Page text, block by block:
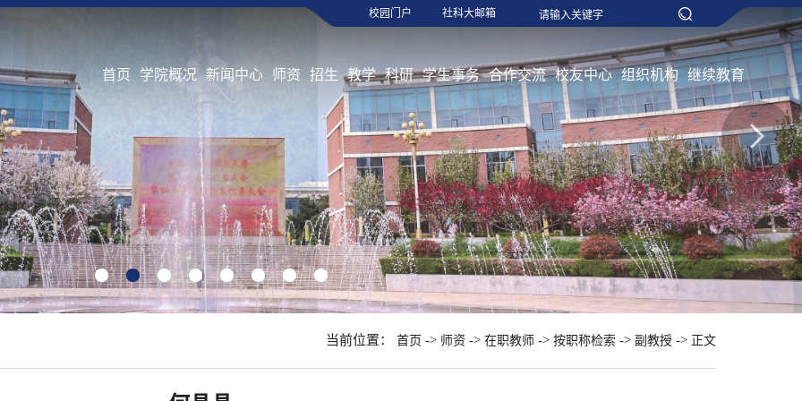
校园门户 社科大邮箱
首页 学院概况 新闻中心 师资 招生 教学 科研 学生事务 合作交流 校友中心 组织机构 继续教育
1 2 3 4 5 6 7 8
当前位置： 首页 -> 师资 -> 在职教师 -> 按职称检索 -> 副教授 -> 正文